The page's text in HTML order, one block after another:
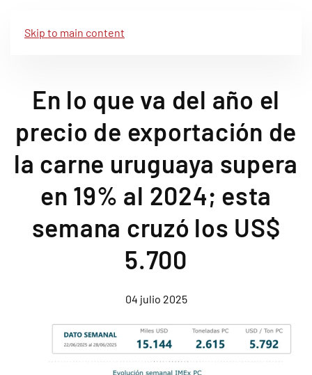
Skip to main content
En lo que va del año el
precio de exportación de
la carne uruguaya supera
en 19% al 2024; esta
semana cruzó los US$
5.700
04 julio 2025